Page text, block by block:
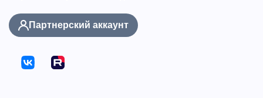
Партнерский аккаунт